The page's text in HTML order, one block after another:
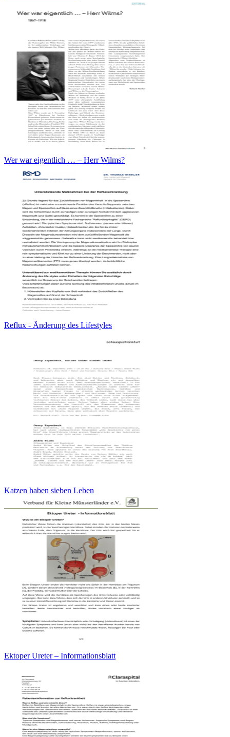
Wer war eigentlich … – Herr Wilms?
Reflux - Änderung des Lifestyles
Katzen haben sieben Leben
Ektoper Ureter – Informationsblatt